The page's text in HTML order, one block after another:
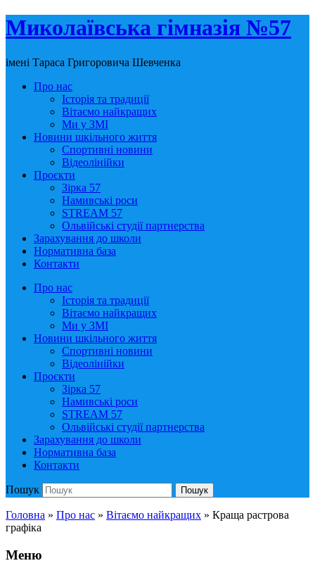
Миколаївська гімназія №57
імені Тараса Григоровича Шевченка
Про нас
Історія та традиції
Вітаємо найкращих
Ми у ЗМІ
Новини шкільного життя
Спортивні новини
Відеолінійки
Проєкти
Зірка 57
Намивські роси
STREAM 57
Ольвійські студії партнерства
Зарахування до школи
Нормативна база
Контакти
Про нас
Історія та традиції
Вітаємо найкращих
Ми у ЗМІ
Новини шкільного життя
Спортивні новини
Відеолінійки
Проєкти
Зірка 57
Намивські роси
STREAM 57
Ольвійські студії партнерства
Зарахування до школи
Нормативна база
Контакти
Пошук Пошук
Головна » Про нас » Вітаємо найкращих » Краща растрова
графіка
Меню